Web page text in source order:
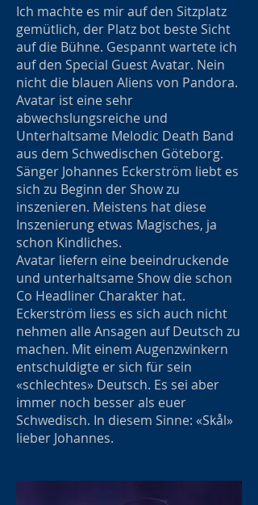
Ich machte es mir auf den Sitzplatz
gemütlich, der Platz bot beste Sicht
auf die Bühne. Gespannt wartete ich
auf den Special Guest Avatar. Nein
nicht die blauen Aliens von Pandora.
Avatar ist eine sehr
abwechslungsreiche und
Unterhaltsame Melodic Death Band
aus dem Schwedischen Göteborg.
Sänger Johannes Eckerström liebt es
sich zu Beginn der Show zu
inszenieren. Meistens hat diese
Inszenierung etwas Magisches, ja
schon Kindliches.
Avatar liefern eine beeindruckende
und unterhaltsame Show die schon
Co Headliner Charakter hat.
Eckerström liess es sich auch nicht
nehmen alle Ansagen auf Deutsch zu
machen. Mit einem Augenzwinkern
entschuldigte er sich für sein
«schlechtes» Deutsch. Es sei aber
immer noch besser als euer
Schwedisch. In diesem Sinne: «Skål»
lieber Johannes.